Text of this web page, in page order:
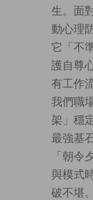
生。面
動心理
它「不
護自尊
有工作
我們職
架」穩
最強基
「朝令
與模式
破不堪